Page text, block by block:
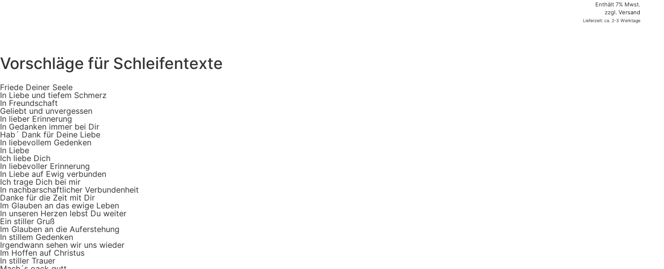
Enthält 7% Mwst.
zzgl. Versand
Lieferzeit: ca. 2-3 Werktage
Vorschläge für Schleifentexte
Friede Deiner Seele
In Liebe und tiefem Schmerz
In Freundschaft
Geliebt und unvergessen
In lieber Erinnerung
In Gedanken immer bei Dir
Hab´ Dank für Deine Liebe
In liebevollem Gedenken
In Liebe
Ich liebe Dich
In liebevoller Erinnerung
In Liebe auf Ewig verbunden
Ich trage Dich bei mir
In nachbarschaftlicher Verbundenheit
Danke für die Zeit mit Dir
Im Glauben an das ewige Leben
In unseren Herzen lebst Du weiter
Ein stiller Gruß
Im Glauben an die Auferstehung
In stillem Gedenken
Irgendwann sehen wir uns wieder
Im Hoffen auf Christus
In stiller Trauer